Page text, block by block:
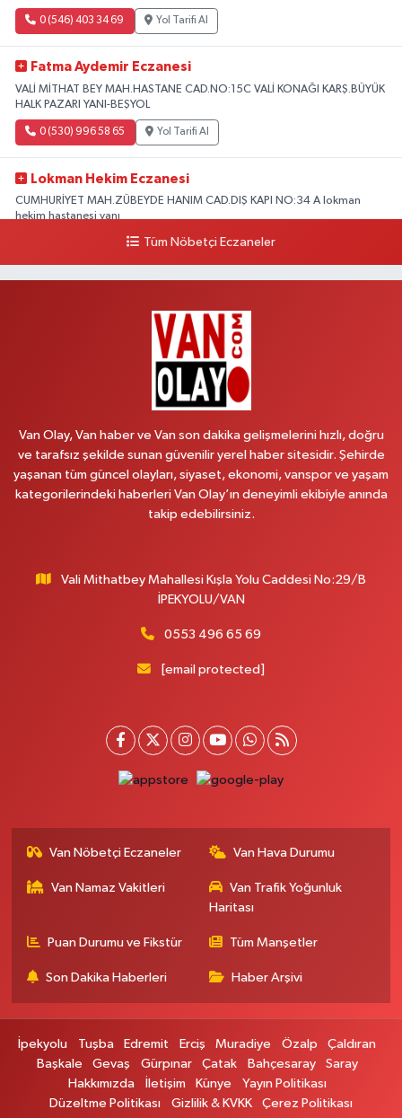
0 (546) 403 34 69 Yol Tarifi Al
Fatma Aydemir Eczanesi
VALİ MİTHAT BEY MAH.HASTANE CAD.NO:15C VALİ KONAĞI KARŞ.BÜYÜK
HALK PAZARI YANI-BEŞYOL
0 (530) 996 58 65 Yol Tarifi Al
Lokman Hekim Eczanesi
CUMHURİYET MAH.ZÜBEYDE HANIM CAD.DIŞ KAPI NO:34 A lokman
hekim hastanesi yanı
Yol Tarifi Al
Vanyolu Caddesi Yeni Diş Hastanesi Yanı NO:102F
Yol Tarifi Al
CUMHURİYET MAH.KONAK SK.NO:6
0 (530) 442 24 65 Yol Tarifi Al
Yiğit Eczanesi
SERHAT MAHALLESİ CUMHURİYET BULVARI VAN AVM YANI NO:137
ECIVILCOCUKMAGAZASIKARSISI
0 (542) 384 45 20 Yol Tarifi Al
HALK EĞİTİM MERKEZİ KARŞ.NO:1C
0 (537) 031 18 82 Yol Tarifi Al
Kampüs Yolu Üzeri Kampüs Galericiler Sitesi Yanı No:43
0 (432) 412 23 33 Yol Tarifi Al
ŞEHİT JANDARMA BİNBAŞI CESUR MAH. VALİ MÜNİR KARALOĞLU
CADDESİ NO:18
Yol Tarifi Al
Tüm Nöbetçi Eczaneler
Van Olay, Van haber ve Van son dakika gelişmelerini hızlı, doğru
ve tarafsız şekilde sunan güvenilir yerel haber sitesidir. Şehirde
yaşanan tüm güncel olayları, siyaset, ekonomi, vanspor ve yaşam
kategorilerindeki haberleri Van Olay’ın deneyimli ekibiyle anında
takip edebilirsiniz.
Vali Mithatbey Mahallesi Kışla Yolu Caddesi No:29/B
İPEKYOLU/VAN
0553 496 65 69
[email protected]
Van Nöbetçi Eczaneler Van Hava Durumu
Van Namaz Vakitleri
Van Trafik Yoğunluk
Haritası
Puan Durumu ve Fikstür Tüm Manşetler
Son Dakika Haberleri Haber Arşivi
İpekyolu Tuşba Edremit Erciş Muradiye Özalp
Çaldıran
Başkale
Gevaş Gürpınar Çatak Bahçesaray
Saray
Hakkımızda
İletişim Künye
Yayın Politikası
Düzeltme Politikası
Gizlilik & KVKK Çerez Politikası